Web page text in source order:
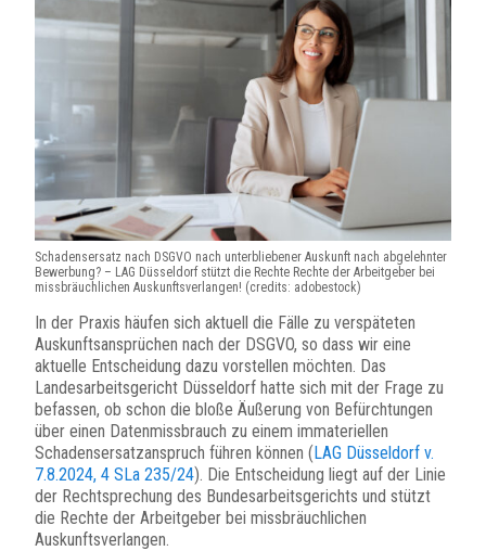
Schadensersatz nach DSGVO nach unterbliebener Auskunft nach abgelehnter
Bewerbung? – LAG Düsseldorf stützt die Rechte Rechte der Arbeitgeber bei
missbräuchlichen Auskunftsverlangen! (credits: adobestock)
In der Praxis häufen sich aktuell die Fälle zu verspäteten
Auskunftsansprüchen nach der DSGVO, so dass wir eine
aktuelle Entscheidung dazu vorstellen möchten. Das
Landesarbeitsgericht Düsseldorf hatte sich mit der Frage zu
befassen, ob schon die bloße Äußerung von Befürchtungen
über einen Datenmissbrauch zu einem immateriellen
Schadensersatzanspruch führen können (LAG Düsseldorf v.
7.8.2024, 4 SLa 235/24). Die Entscheidung liegt auf der Linie
der Rechtsprechung des Bundesarbeitsgerichts und stützt
die Rechte der Arbeitgeber bei missbräuchlichen
Auskunftsverlangen.